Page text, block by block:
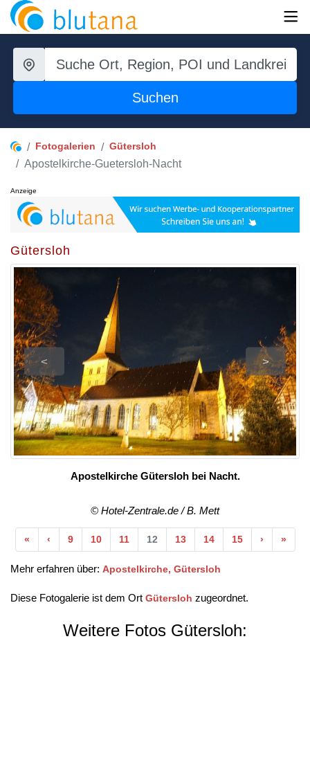
Suchen
Fotogalerien Gütersloh
Apostelkirche-Guetersloh-Nacht
Anzeige
Gütersloh
< >
Apostelkirche Gütersloh bei Nacht.
© Hotel-Zentrale.de / B. Mett
«Anfang
‹Vorherige
9 10 11 12 13 14 15 ›Nächste
»Ende
Mehr erfahren über: Apostelkirche, Gütersloh
Diese Fotogalerie ist dem Ort Gütersloh zugeordnet.
Weitere Fotos Gütersloh: